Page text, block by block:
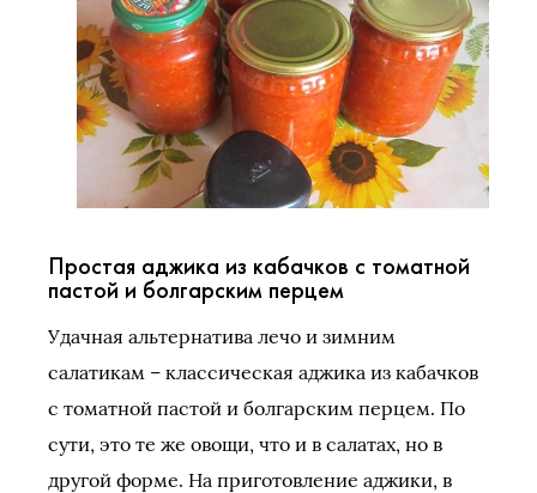
Простая аджика из кабачков с томатной
пастой и болгарским перцем
Удачная альтернатива лечо и зимним
салатикам – классическая аджика из кабачков
с томатной пастой и болгарским перцем. По
сути, это те же овощи, что и в салатах, но в
другой форме. На приготовление аджики, в